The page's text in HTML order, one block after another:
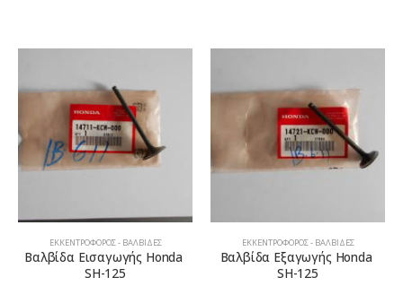
ΕΚΚΕΝΤΡΟΦΌΡΟΣ - ΒΑΛΒΊΔΕΣ
Βαλβίδα Εισαγωγής Honda
SH-125
ΕΚΚΕΝΤΡΟΦΌΡΟΣ - ΒΑΛΒΊΔΕΣ
Βαλβίδα Εξαγωγής Honda
SH-125